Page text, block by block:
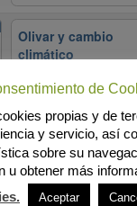
Olivar y cambio
climático
a las 11:36 am
Congreso de la
economía agraria
Sep 13 a las 10:39 am
a las 11:39 am
de
propias y de
y servicio, así
sobre su
u obtener más
Aceptar